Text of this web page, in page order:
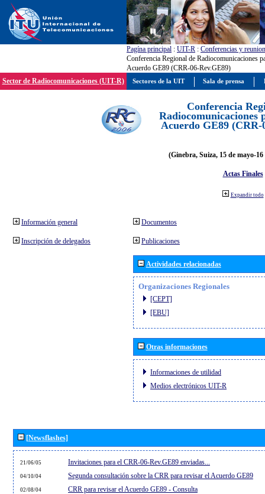
Pagína principal : UIT-R : Conferencias y
Conferencia Regional de Radiocomunicaciones
Acuerdo GE89 (CRR-06-Rev.GE89)
Sector de Radiocomunicaciones (UIT-R)
Conferencia
Radiocomunicaciones
Acuerdo GE89 (CRR-
(Ginebra, Suiza, 15 de mayo-
Actas Finales
Expandir todo
Información general
Inscripción de delegados
Documentos
Publicaciones
Actividades relacionadas
Organizaciones Regionales
[CEPT]
[EBU]
Otras informaciones
Informaciones de utilidad
Medios electrónicos UIT-R
[Newsflashes]
21/06/05 Invitaciones para el CRR-06-Rev.GE89 enviadas...
04/10/04 Segunda consultación sobre la CRR para revisar el Acuerdo GE89
02/08/04 CRR para revisar el Acuerdo GE89 - Consulta
Sectores de la UIT Sala de prensa